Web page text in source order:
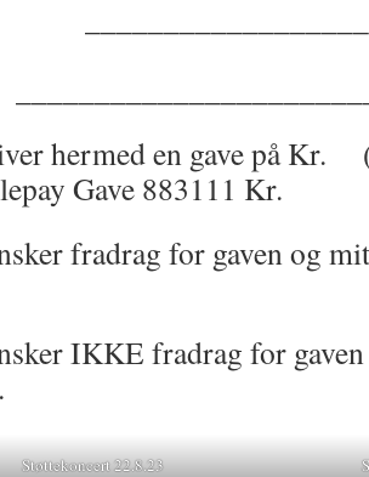
hermed en gave på Kr.
Gave
fradrag for gaven og
IKKE fradrag for
Støttekoncert 22.8.23